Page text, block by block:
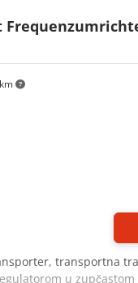
transportna
u zupčastom